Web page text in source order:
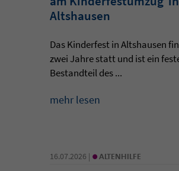
Altshausen
Das Kinderfest in Altshausen
zwei Jahre statt und ist ein
Bestandteil des ...
mehr lesen
16.07.2026 | • ALTENHILFE